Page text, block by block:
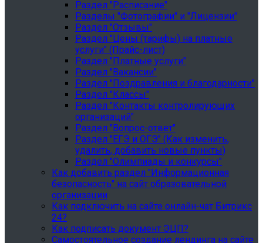
Раздел "Расписание"
Разделы "Фотографии" и "Лицензии"
Раздел "Отзывы"
Раздел "Цены (тарифы) на платные
услуги" (Прайс-лист)
Раздел "Платные услуги"
Раздел "Вакансии"
Раздел "Поздравления и благодарности"
Раздел "Классы"
Раздел "Контакты контролирующих
организаций"
Раздел "Вопрос-ответ"
Раздел "ЕГЭ и ОГЭ" (Как изменить,
удалить, добавить новые пункты)
Раздел "Олимпиады и конкурсы"
Как добавить раздел "Информационная
безопасность" на сайт образовательной
организации
Как подключить на сайте онлайн-чат Битрикс
24?
Как подписать документ ЭЦП?
Самостоятельное создание лендинга на сайте